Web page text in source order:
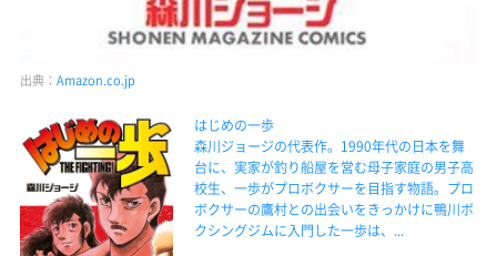
出典： Amazon.co.jp
はじめの一歩
森川ジョージの代表作。1990年代の日本を舞
台に、実家が釣り船屋を営む母子家庭の男子高
校生、一歩がプロボクサーを目指す物語。プロ
ボクサーの鷹村との出会いをきっかけに鴨川ボ
クシングジムに入門した一歩は、...